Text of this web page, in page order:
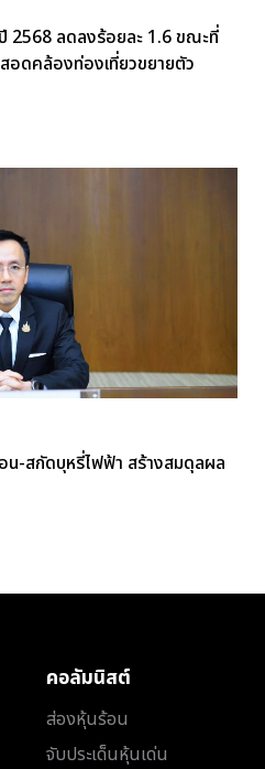
2568 ลดลงร้อยละ 1.6 ขณะที่
อดคล้องท่องเที่ยวขยายตัว
น-สกัดบุหรี่ไฟฟ้า สร้างสมดุลผล
คอลัมนิสต์
ส่องหุ้นร้อน
จับประเด็นหุ้นเด่น